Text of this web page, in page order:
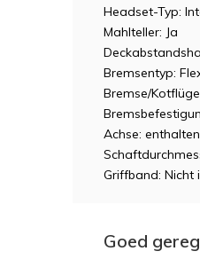
Headset-Typ:
Mahlteller: Ja
Bremsentyp:
Bremse/
Achse: enthalten
Griffband: Nicht
Goed